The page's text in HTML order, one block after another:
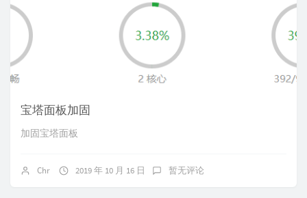
宝塔面板加固
加固宝塔面板
Chr 2019 年 10 月 16 日 暂无评论